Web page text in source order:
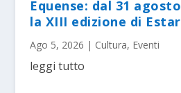
Equense: dal 31
la XIII edizione di
Ago 5, 2026 | Cultura, Eventi
leggi tutto